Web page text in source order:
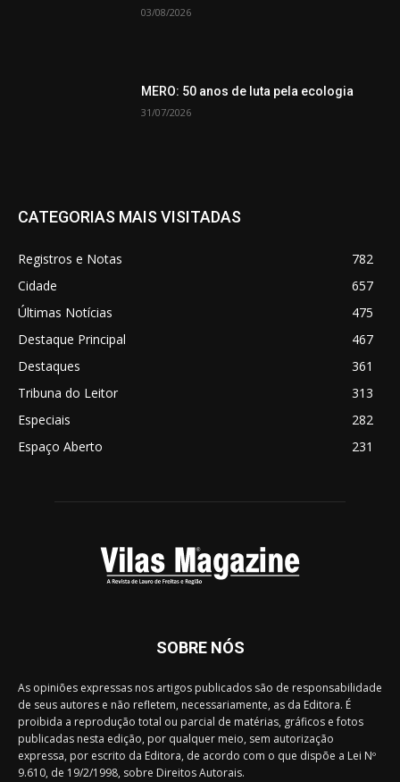
03/08/2026
MERO: 50 anos de luta pela ecologia
31/07/2026
CATEGORIAS MAIS VISITADAS
Registros e Notas
782
Cidade
657
Últimas Notícias
475
Destaque Principal
467
Destaques
361
Tribuna do Leitor
313
Especiais
282
Espaço Aberto
231
SOBRE NÓS
As opiniões expressas nos artigos publicados são de responsabilidade
de seus autores e não refletem, necessariamente, as da Editora. É
proibida a reprodução total ou parcial de matérias, gráficos e fotos
publicadas nesta edição, por qualquer meio, sem autorização
expressa, por escrito da Editora, de acordo com o que dispõe a Lei Nº
9.610, de 19/2/1998, sobre Direitos Autorais.